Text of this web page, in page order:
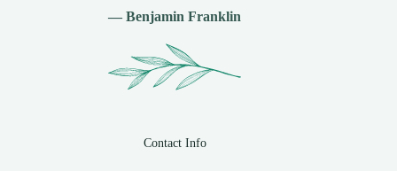
— Benjamin Franklin
Contact Info